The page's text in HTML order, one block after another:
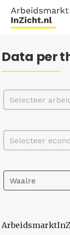
Data per
Selecteer
Selecteer
Waalre